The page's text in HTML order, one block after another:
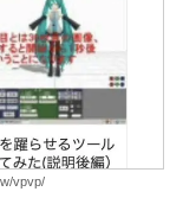
vpvp/